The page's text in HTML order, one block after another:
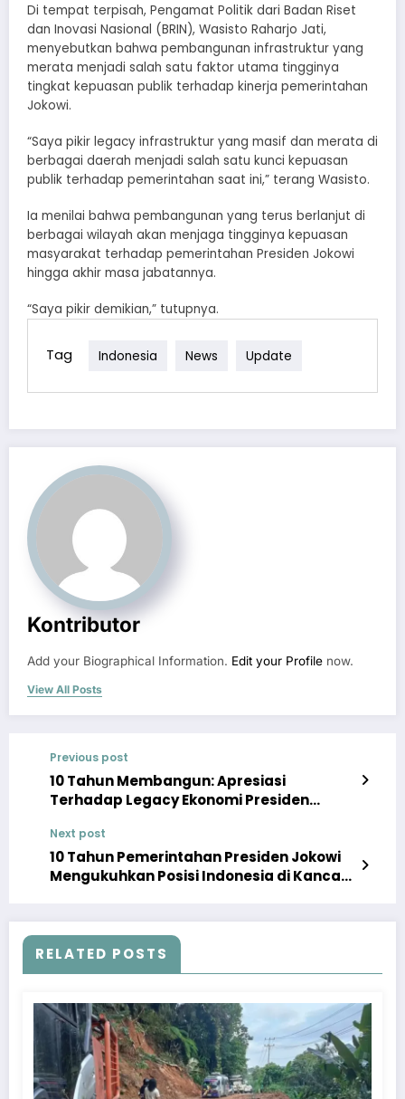
Di tempat terpisah, Pengamat Politik dari Badan Riset
dan Inovasi Nasional (BRIN), Wasisto Raharjo Jati,
menyebutkan bahwa pembangunan infrastruktur yang
merata menjadi salah satu faktor utama tingginya
tingkat kepuasan publik terhadap kinerja pemerintahan
Jokowi.
“Saya pikir legacy infrastruktur yang masif dan merata di
berbagai daerah menjadi salah satu kunci kepuasan
publik terhadap pemerintahan saat ini,” terang Wasisto.
Ia menilai bahwa pembangunan yang terus berlanjut di
berbagai wilayah akan menjaga tingginya kepuasan
masyarakat terhadap pemerintahan Presiden Jokowi
hingga akhir masa jabatannya.
“Saya pikir demikian,” tutupnya.
Tag Indonesia News Update
Kontributor
Add your Biographical Information. Edit your Profile now.
View All Posts
Previous post
10 Tahun Membangun: Apresiasi
Terhadap Legacy Ekonomi Presiden
Next post
10 Tahun Pemerintahan Presiden Jokowi
Mengukuhkan Posisi Indonesia di Kancah
RELATED POSTS